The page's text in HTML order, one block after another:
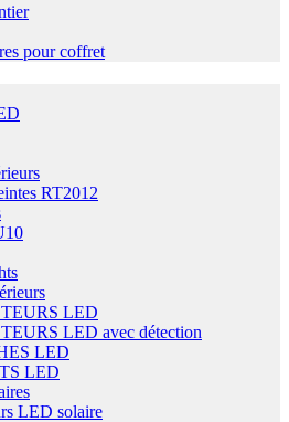
pour coffret
RT2012
LED
LED avec détection
LED
LED
LED solaire